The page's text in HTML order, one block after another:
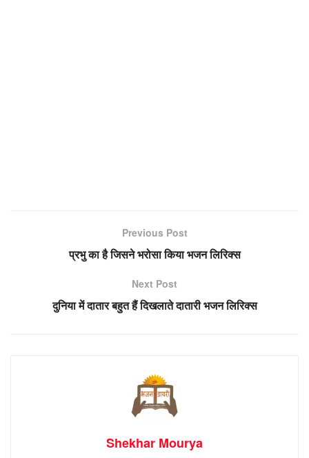
Previous Post
प्रभु का है जिसने भरोसा किया भजन लिरिक्स
Next Post
दुनिया में दातार बहुत हैं दिखलाते दातारी भजन लिरिक्स
Shekhar Mourya